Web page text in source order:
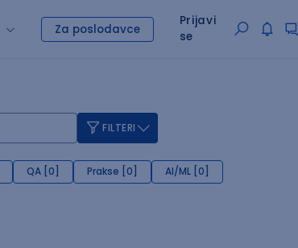
Za poslodavce
Prijavi
se
FILTERI
QA [0] Prakse [0] AI/ML [0]